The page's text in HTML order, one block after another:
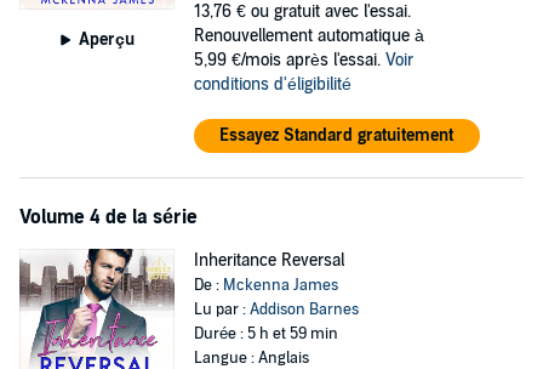
Aperçu
13,76 € ou gratuit avec l'essai.
Renouvellement automatique à
5,99 €/mois après l'essai. Voir
conditions d'éligibilité
Essayez Standard gratuitement
Volume 4 de la série
Inheritance Reversal
De : Mckenna James
Lu par :Addison Barnes
Durée : 5 h et 59 min
Langue : Anglais